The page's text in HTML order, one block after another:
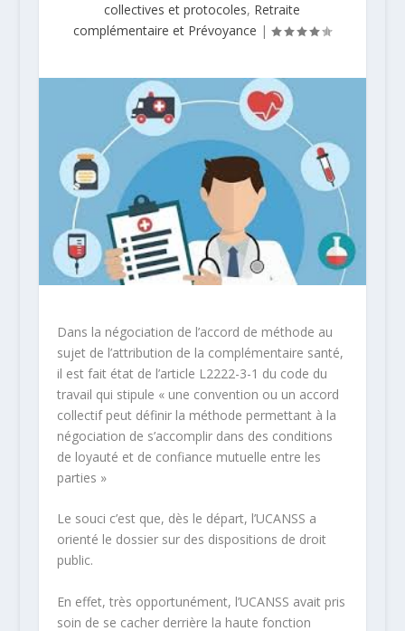
collectives et protocoles, Retraite
complémentaire et Prévoyance |
Dans la négociation de l’accord de méthode au
sujet de l’attribution de la complémentaire santé,
il est fait état de l’article L2222-3-1 du code du
travail qui stipule « une convention ou un accord
collectif peut définir la méthode permettant à la
négociation de s’accomplir dans des conditions
de loyauté et de confiance mutuelle entre les
parties »
Le souci c’est que, dès le départ, l’UCANSS a
orienté le dossier sur des dispositions de droit
public.
En effet, très opportunément, l’UCANSS avait pris
soin de se cacher derrière la haute fonction